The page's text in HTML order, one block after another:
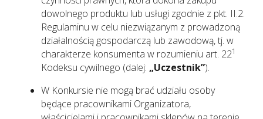
dowolnego produktu lub usługi zgodnie z pkt. II.2.
Regulaminu w celu niezwiązanym z prowadzoną
działalnością gospodarczą lub zawodową, tj. w
charakterze konsumenta w rozumieniu art. 221
Kodeksu cywilnego (dalej: „Uczestnik”).
W Konkursie nie mogą brać udziału osoby
będące pracownikami Organizatora,